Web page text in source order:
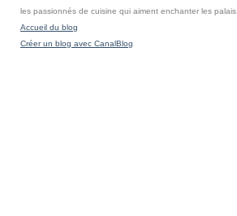
les passionnés de cuisine qui aiment enchanter les palais.
Accueil du blog
Créer un blog avec CanalBlog